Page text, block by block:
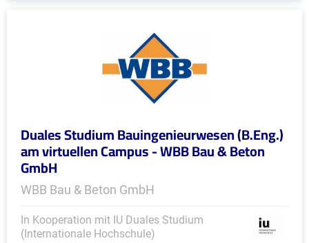
Duales Studium Bauingenieurwesen (B.Eng.)
am virtuellen Campus - WBB Bau & Beton
GmbH
WBB Bau & Beton GmbH
In Kooperation mit IU Duales Studium
(Internationale Hochschule)